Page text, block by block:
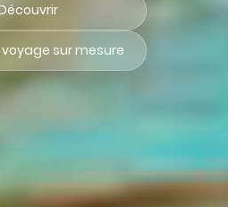
sur mesure